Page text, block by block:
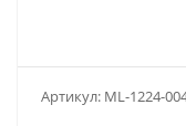
Артикул: ML-1224-